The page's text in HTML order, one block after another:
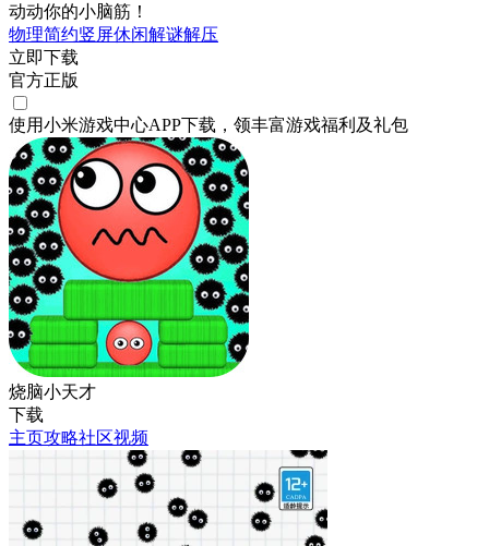
动动你的小脑筋！
物理简约竖屏休闲解谜解压
立即下载
官方正版
使用小米游戏中心APP下载 ，领丰富游戏福利 及礼包
烧脑小天才
下载
主页攻略社区视频